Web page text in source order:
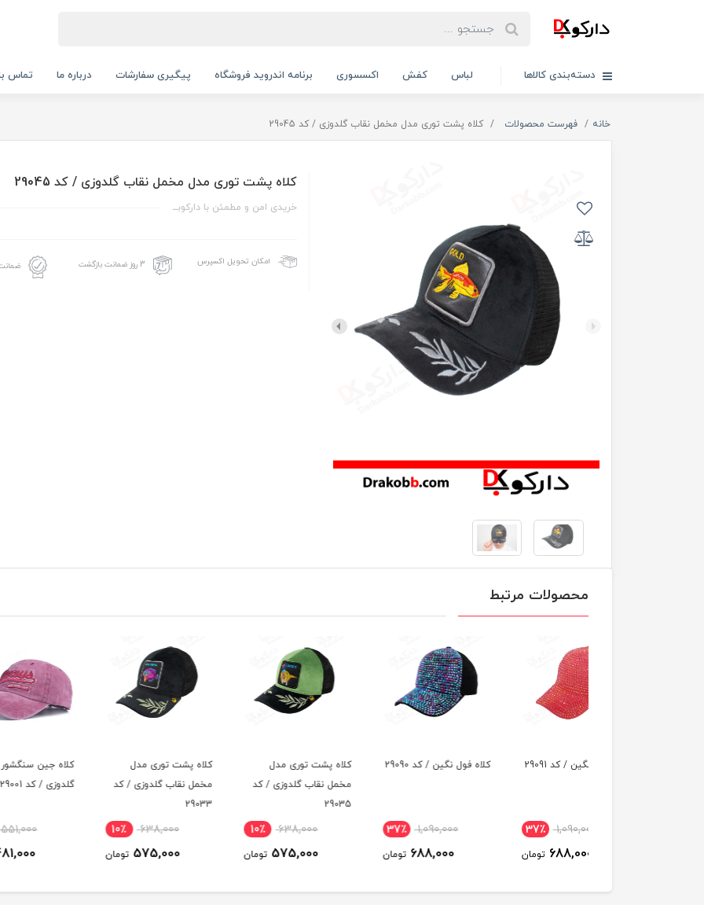
دسته‌بندی کالاها لباس کفش اکسسوری برنامه اندروید فروشگاه پیگیری سفارشات درباره ما تماس
خانه فهرست محصولات کلاه پشت توری مدل مخمل نقاب گلدوزی / کد 29045
کلاه پشت توری مدل مخمل نقاب گلدوزی / کد 29045
خریدی امن و مطمئن با دارکوبــ
امکان تحویل اکسپرس 3 روز ضمانت بازگشت
محصولات مرتبط
کلاه فول نگین / کد 29090
1,090,000
688,000
کلاه پشت توری مدل
مخمل نقاب گلدوزی / کد
638,000
575,000
کلاه پشت توری مدل
مخمل نقاب گلدوزی / کد
638,000
575,000
کلاه جین سنگشور مدل
گلدوزی / کد 29001
551,000
481,000